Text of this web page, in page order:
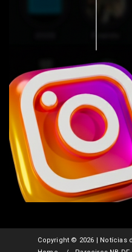
Copyright © 2026 | Notícias